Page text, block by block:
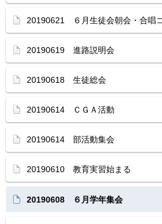
20190621 ６月生徒会朝会・合唱
20190619 進路説明会
20190618 生徒総会
20190614 ＣＧＡ活動
20190614 部活動集会
20190610 教育実習始まる
20190608 ６月学年集会